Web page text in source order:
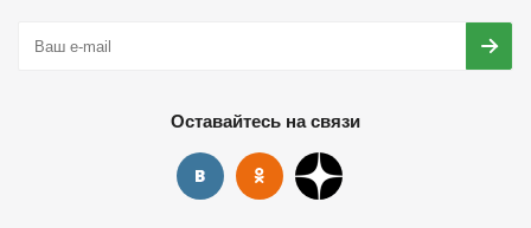
Оставайтесь на связи